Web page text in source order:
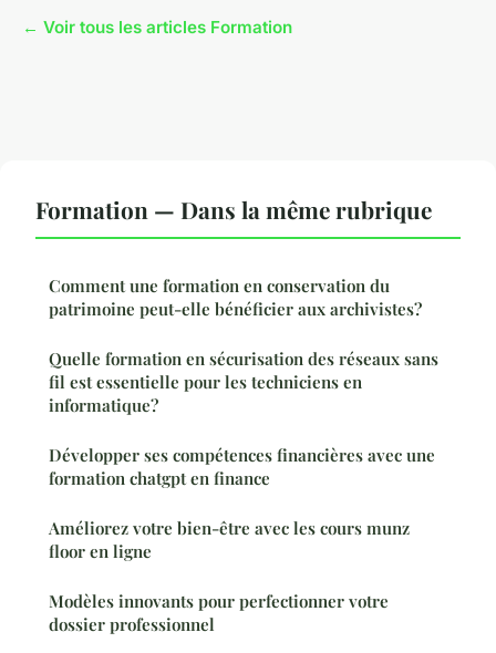
← Voir tous les articles Formation
Formation — Dans la même rubrique
Comment une formation en conservation du
patrimoine peut-elle bénéficier aux archivistes?
Quelle formation en sécurisation des réseaux sans
fil est essentielle pour les techniciens en
informatique?
Développer ses compétences financières avec une
formation chatgpt en finance
Améliorez votre bien-être avec les cours munz
floor en ligne
Modèles innovants pour perfectionner votre
dossier professionnel